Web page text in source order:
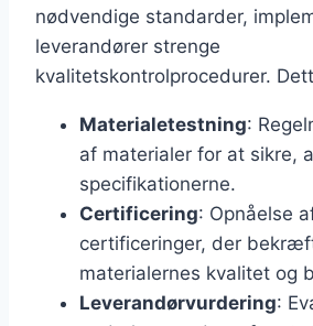
nødvendige standarder,
leverandører strenge
kvalitetskontrolprocedurer.
Materialetestning:
af materialer for at sikre,
specifikationerne.
Certificering: Opnåelse
certificeringer, der
materialernes kvalitet og
Leverandørvurdering: